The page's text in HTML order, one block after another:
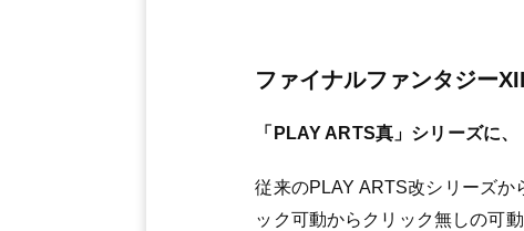
ファイナルファンタジ
「PLAY ARTS真」シリーズに
従来のPLAY ARTS改シリーズか
ック可動からクリック無しの可